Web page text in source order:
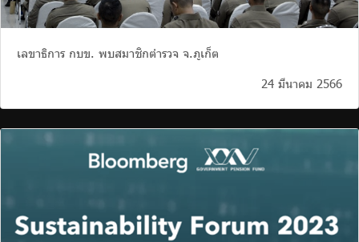
เลขาธิการ กบข. พบสมาชิกตำรวจ จ.ภูเก็ต
24 มีนาคม 2566